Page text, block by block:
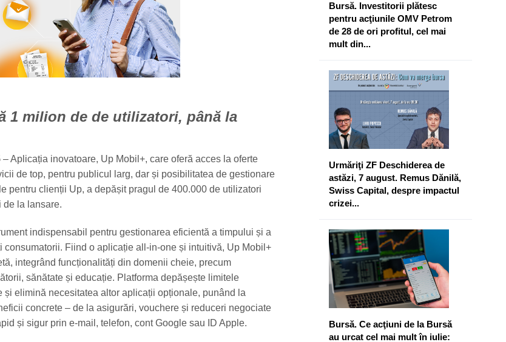
1 milion de de utilizatori, până la
– Aplicația inovatoare, Up Mobil+, care oferă acces la oferte
de top, pentru publicul larg, dar și posibilitatea de gestionare
pentru clienții Up, a depășit pragul de 400.000 de utilizatori
de la lansare.
indispensabil pentru gestionarea eficientă a timpului și a
consumatorii. Fiind o aplicație all-in-one și intuitivă, Up Mobil+
integrând funcționalități din domenii cheie, precum
sănătate și educație. Platforma depășește limitele
și elimină necesitatea altor aplicații opționale, punând la
concrete – de la asigurări, vouchere și reduceri negociate
și sigur prin e-mail, telefon, cont Google sau ID Apple.
Bursă. Investitorii plătesc
pentru acţiunile OMV Petrom
de 28 de ori profitul, cel mai
mult din...
Urmăriţi ZF Deschiderea de
astăzi, 7 august. Remus Dănilă,
Swiss Capital, despre impactul
crizei...
Bursă. Ce acţiuni de la Bursă
au urcat cel mai mult în iulie: